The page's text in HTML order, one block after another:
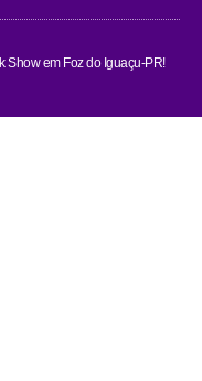
Show em Foz do Iguaçu-PR!